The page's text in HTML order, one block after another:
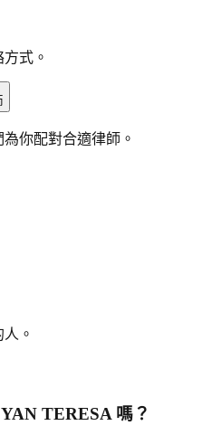
式。
你配對合適律師。
。
TERESA嗎？